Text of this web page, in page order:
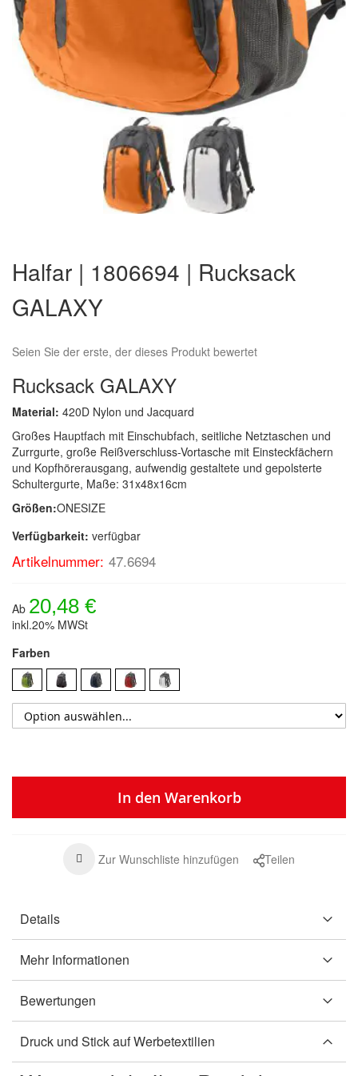
der
Bildergalerie
springen
Halfar | 1806694 | Rucksack
GALAXY
Seien Sie der erste, der dieses Produkt bewertet
Rucksack GALAXY
Material: 420D Nylon und Jacquard
Großes Hauptfach mit Einschubfach, seitliche Netztaschen und
Zurrgurte, große Reißverschluss-Vortasche mit Einsteckfächern
und Kopfhörerausgang, aufwendig gestaltete und gepolsterte
Schultergurte, Maße: 31x48x16cm
Größen:ONESIZE
Verfügbarkeit: verfügbar
Artikelnummer: 47.6694
Ab 20,48 €
inkl.20% MWSt
Farben
In den Warenkorb
Zur Wunschliste hinzufügen Teilen
Details
Mehr Informationen
Bewertungen
Druck und Stick auf Werbetextilien